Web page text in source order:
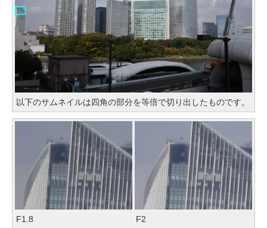
以下のサムネイルは四角の部分を等倍で切り出したものです。
F1.8 F2